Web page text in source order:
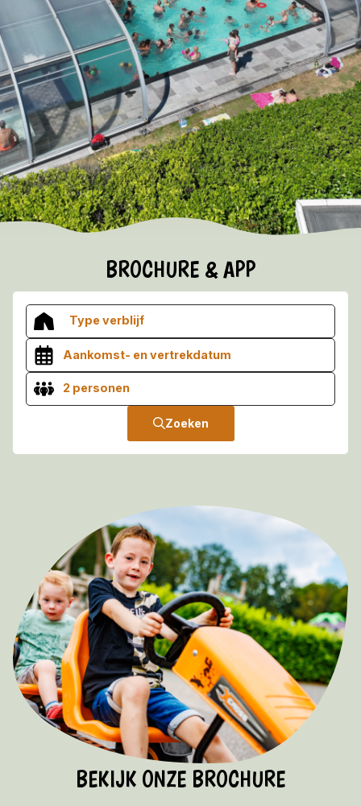
Verkoop
Informatie
VROEGBOEKVOORDEEL 2026/2027!
Bekijk hier de voorwaarden
BROCHURE & APP
Type verblijf
2 personen
Zoeken
BEKIJK ONZE BROCHURE